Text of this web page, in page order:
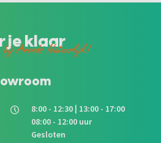
je klaar
bij Arends Natuurlijk!
8:00 - 12:30 | 13:00 - 17:00
08:00 - 12:00 uur
Gesloten